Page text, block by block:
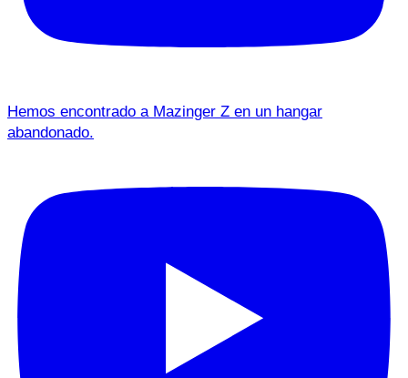
Hemos encontrado a Mazinger Z en un hangar
abandonado.